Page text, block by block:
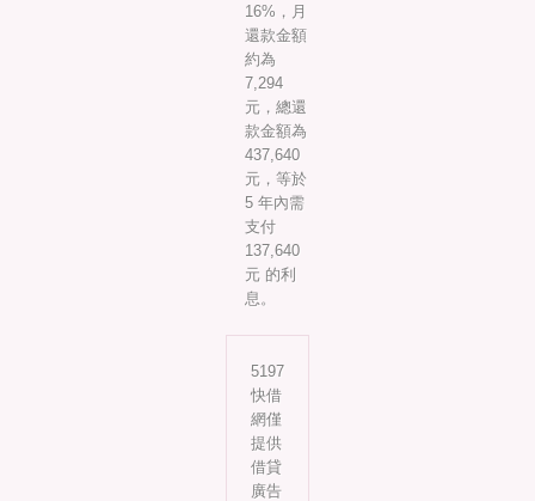
16%，月
還款金額
約為
7,294
元，總還
款金額為
437,640
元，等於
5 年內需
支付
137,640
元 的利
息。
5197
快借
網僅
提供
借貸
廣告